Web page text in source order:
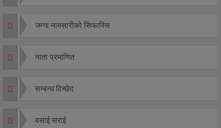
जग्गा नामसारीको सिफारिस
नाता प्रमाणित
सम्बन्ध विच्छेद
बसाई सराई